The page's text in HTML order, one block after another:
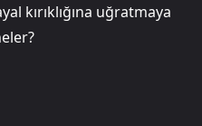
kırıklığına uğratmaya